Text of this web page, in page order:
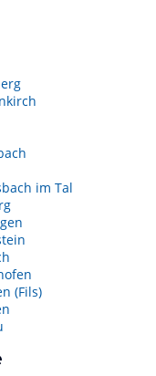
im Tal
(Fils)